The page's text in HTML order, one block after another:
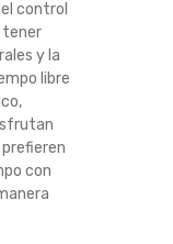
control
tener
y la
libre
con